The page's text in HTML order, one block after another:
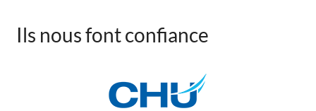
Ils nous font confiance